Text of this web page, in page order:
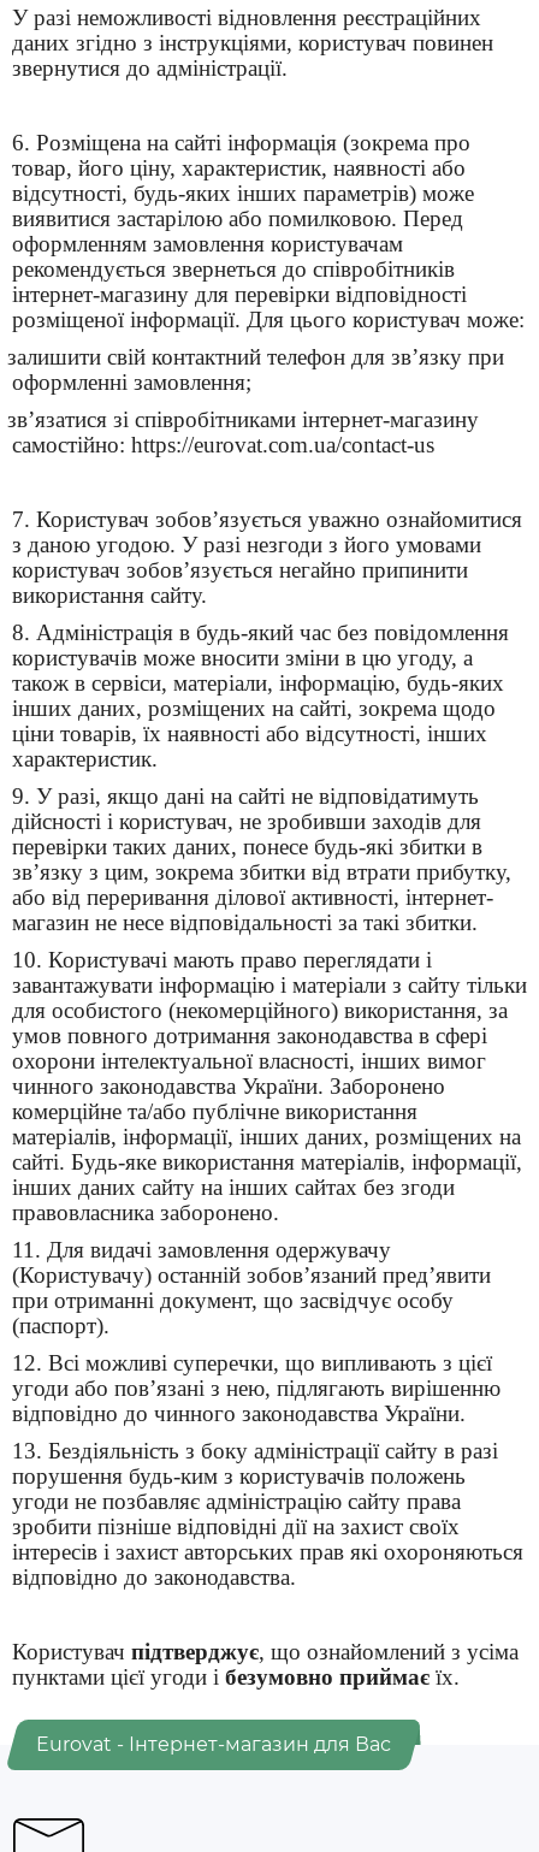
У разі неможливості відновлення реєстраційних
даних згідно з інструкціями, користувач повинен
звернутися до адміністрації.
6. Розміщена на сайті інформація (зокрема про
товар, його ціну, характеристик, наявності або
відсутності, будь-яких інших параметрів) може
виявитися застарілою або помилковою. Перед
оформленням замовлення користувачам
рекомендується звернеться до співробітників
інтернет-магазину для перевірки відповідності
розміщеної інформації. Для цього користувач може:
залишити свій контактний телефон для зв’язку при
оформленні замовлення;
зв’язатися зі співробітниками інтернет-магазину
самостійно: https://eurovat.com.ua/contact-us
7. Користувач зобов’язується уважно ознайомитися
з даною угодою. У разі незгоди з його умовами
користувач зобов’язується негайно припинити
використання сайту.
8. Адміністрація в будь-який час без повідомлення
користувачів може вносити зміни в цю угоду, а
також в сервіси, матеріали, інформацію, будь-яких
інших даних, розміщених на сайті, зокрема щодо
ціни товарів, їх наявності або відсутності, інших
характеристик.
9. У разі, якщо дані на сайті не відповідатимуть
дійсності і користувач, не зробивши заходів для
перевірки таких даних, понесе будь-які збитки в
зв’язку з цим, зокрема збитки від втрати прибутку,
або від переривання ділової активності, інтернет-
магазин не несе відповідальності за такі збитки.
10. Користувачі мають право переглядати і
завантажувати інформацію і матеріали з сайту тільки
для особистого (некомерційного) використання, за
умов повного дотримання законодавства в сфері
охорони інтелектуальної власності, інших вимог
чинного законодавства України. Заборонено
комерційне та/або публічне використання
матеріалів, інформації, інших даних, розміщених на
сайті. Будь-яке використання матеріалів, інформації,
інших даних сайту на інших сайтах без згоди
правовласника заборонено.
11. Для видачі замовлення одержувачу
(Користувачу) останній зобов’язаний пред’явити
при отриманні документ, що засвідчує особу
(паспорт).
12. Всі можливі суперечки, що випливають з цієї
угоди або пов’язані з нею, підлягають вирішенню
відповідно до чинного законодавства України.
13. Бездіяльність з боку адміністрації сайту в разі
порушення будь-ким з користувачів положень
угоди не позбавляє адміністрацію сайту права
зробити пізніше відповідні дії на захист своїх
інтересів і захист авторських прав які охороняються
відповідно до законодавства.
Користувач підтверджує, що ознайомлений з усіма
пунктами цієї угоди і безумовно приймає їх.
Eurovat - Інтернет-магазин для Вас